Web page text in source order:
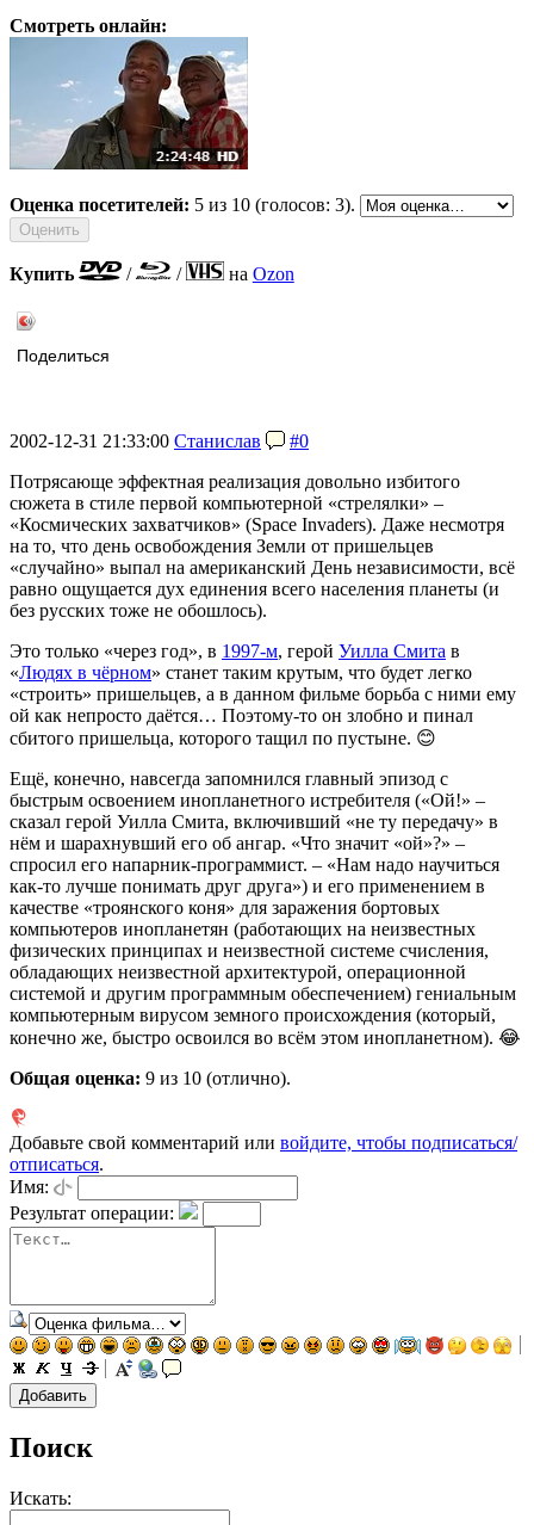
Смотреть онлайн:
Оценка посетителей: 5 из 10 (голосов: 3).
Купить / / на Ozon
Поделиться
2002-12-31 21:33:00 Станислав
#0
Потрясающе эффектная реализация довольно избитого
сюжета в стиле первой компьютерной «стрелялки» –
«Космических захватчиков» (Space Invaders). Даже несмотря
на то, что день освобождения Земли от пришельцев
«случайно» выпал на американский День независимости, всё
равно ощущается дух единения всего населения планеты (и
без русских тоже не обошлось).
Это только «через год», в 1997-м, герой Уилла Смита в
«Людях в чёрном» станет таким крутым, что будет легко
«строить» пришельцев, а в данном фильме борьба с ними ему
ой как непросто даётся… Поэтому-то он злобно и пинал
сбитого пришельца, которого тащил по пустыне. 😊
Ещё, конечно, навсегда запомнился главный эпизод с
быстрым освоением инопланетного истребителя («Ой!» –
сказал герой Уилла Смита, включивший «не ту передачу» в
нём и шарахнувший его об ангар. «Что значит «ой»?» –
спросил его напарник-программист. – «Нам надо научиться
как-то лучше понимать друг друга») и его применением в
качестве «троянского коня» для заражения бортовых
компьютеров инопланетян (работающих на неизвестных
физических принципах и неизвестной системе счисления,
обладающих неизвестной архитектурой, операционной
системой и другим программным обеспечением) гениальным
компьютерным вирусом земного происхождения (который,
конечно же, быстро освоился во всём этом инопланетном). 😂
Общая оценка: 9 из 10 (отлично).
Добавьте свой комментарий или войдите, чтобы подписаться/
отписаться.
Имя:
Результат операции:
Поиск
Искать: